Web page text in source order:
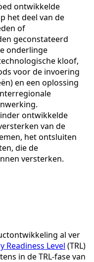
ontwikkelde
het deel van de
of
geconstateerd
onderlinge
kloof,
voor de invoering
en een oplossing
ontwikkelde
van de
het ontsluiten
die de
versterken.
al ver
Readiness Level (TRL)
in de TRL-fase van